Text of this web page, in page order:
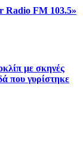
Radio FM 103.5»
με σκηνές
που γυρίστηκε